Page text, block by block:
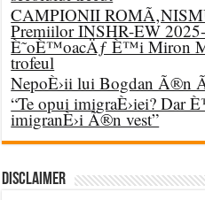
CAMPIONII
Premiilor INSHR-EW
È˜oÈ™oacÄƒ È™i Miron
trofeul
NepoÈ›ii lui Bogdan Ã®n
“Te opui imigraÈ›iei? Dar
imigranÈ›i Ã®n vest”
DISCLAIMER